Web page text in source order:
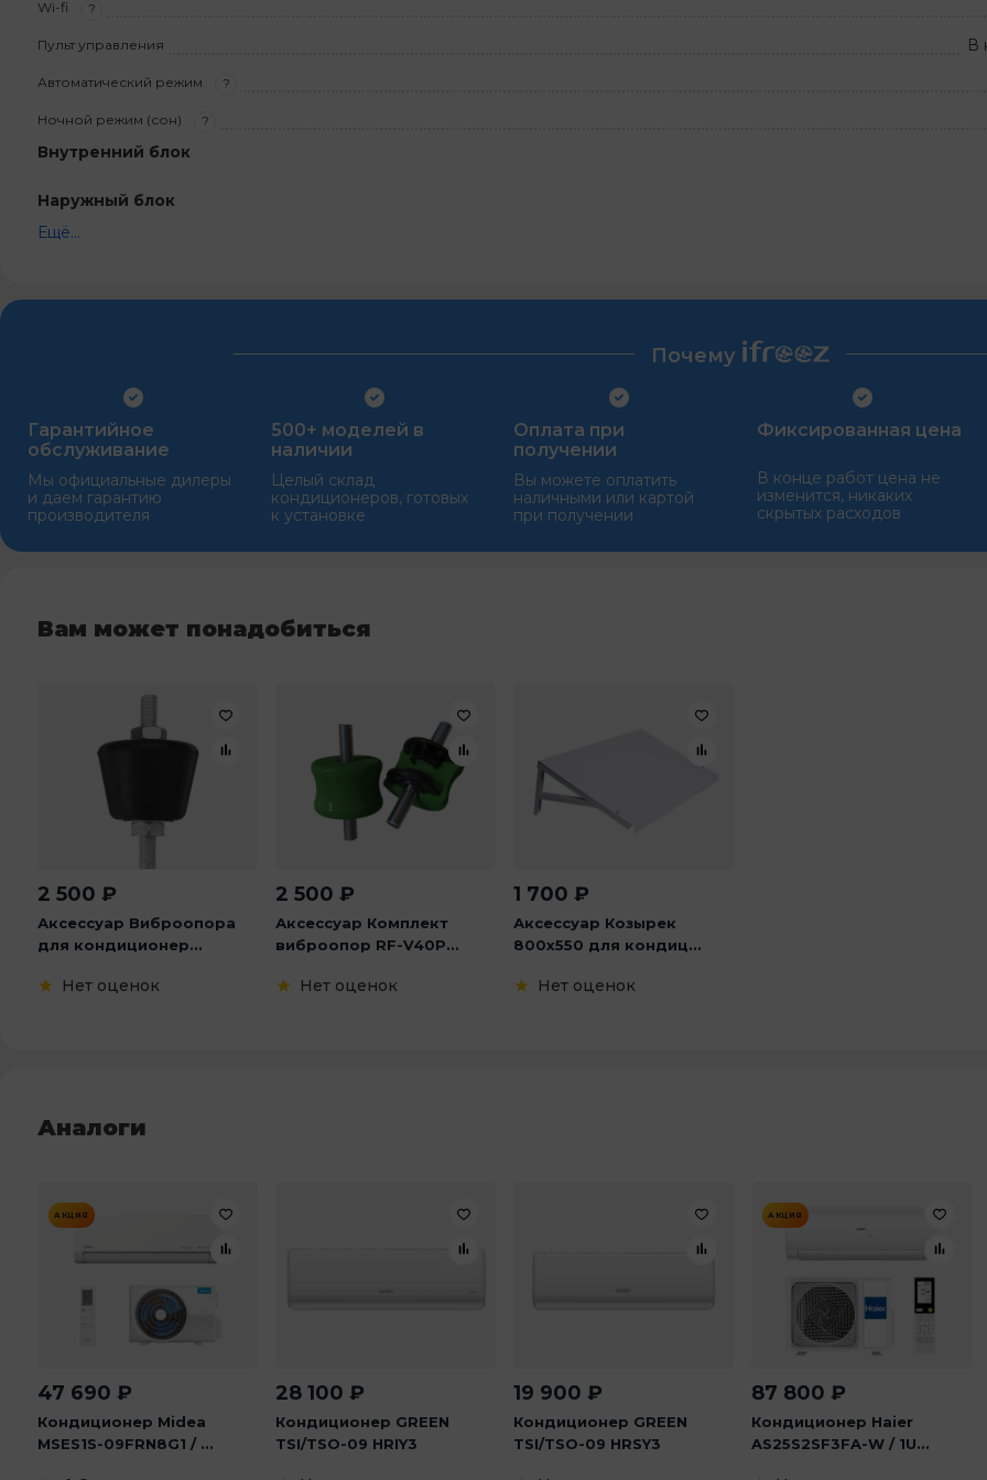
Wi-fi ?
Пульт управления В
Автоматический режим ?
Ночной режим (сон) ?
Внутренний блок
Наружный блок
Ещё...
Почему
Гарантийное
обслуживание
Мы официальные дилеры
и даем гарантию
производителя
500+ моделей в
наличии
Целый склад
кондиционеров, готовых
к установке
Оплата при
получении
Вы можете оплатить
наличными или картой
при получении
Фиксированная цена
В конце работ цена не
изменится, никаких
скрытых расходов
Вам может понадобиться
2 500 ₽
Аксессуар Виброопора
для кондиционер...
Нет оценок
2 500 ₽
Аксессуар Комплект
виброопор RF-V40P...
Нет оценок
1 700 ₽
Аксессуар Козырек
800х550 для кондиц...
Нет оценок
Аналоги
АКЦИЯ
47 690 ₽
Кондиционер Midea
MSES1S-09FRN8G1 / ...
28 100 ₽
Кондиционер GREEN
TSI/TSO-09 HRIY3
19 900 ₽
Кондиционер GREEN
TSI/TSO-09 HRSY3
АКЦИЯ
87 800 ₽
Кондиционер Haier
AS25S2SF3FA-W / 1U...